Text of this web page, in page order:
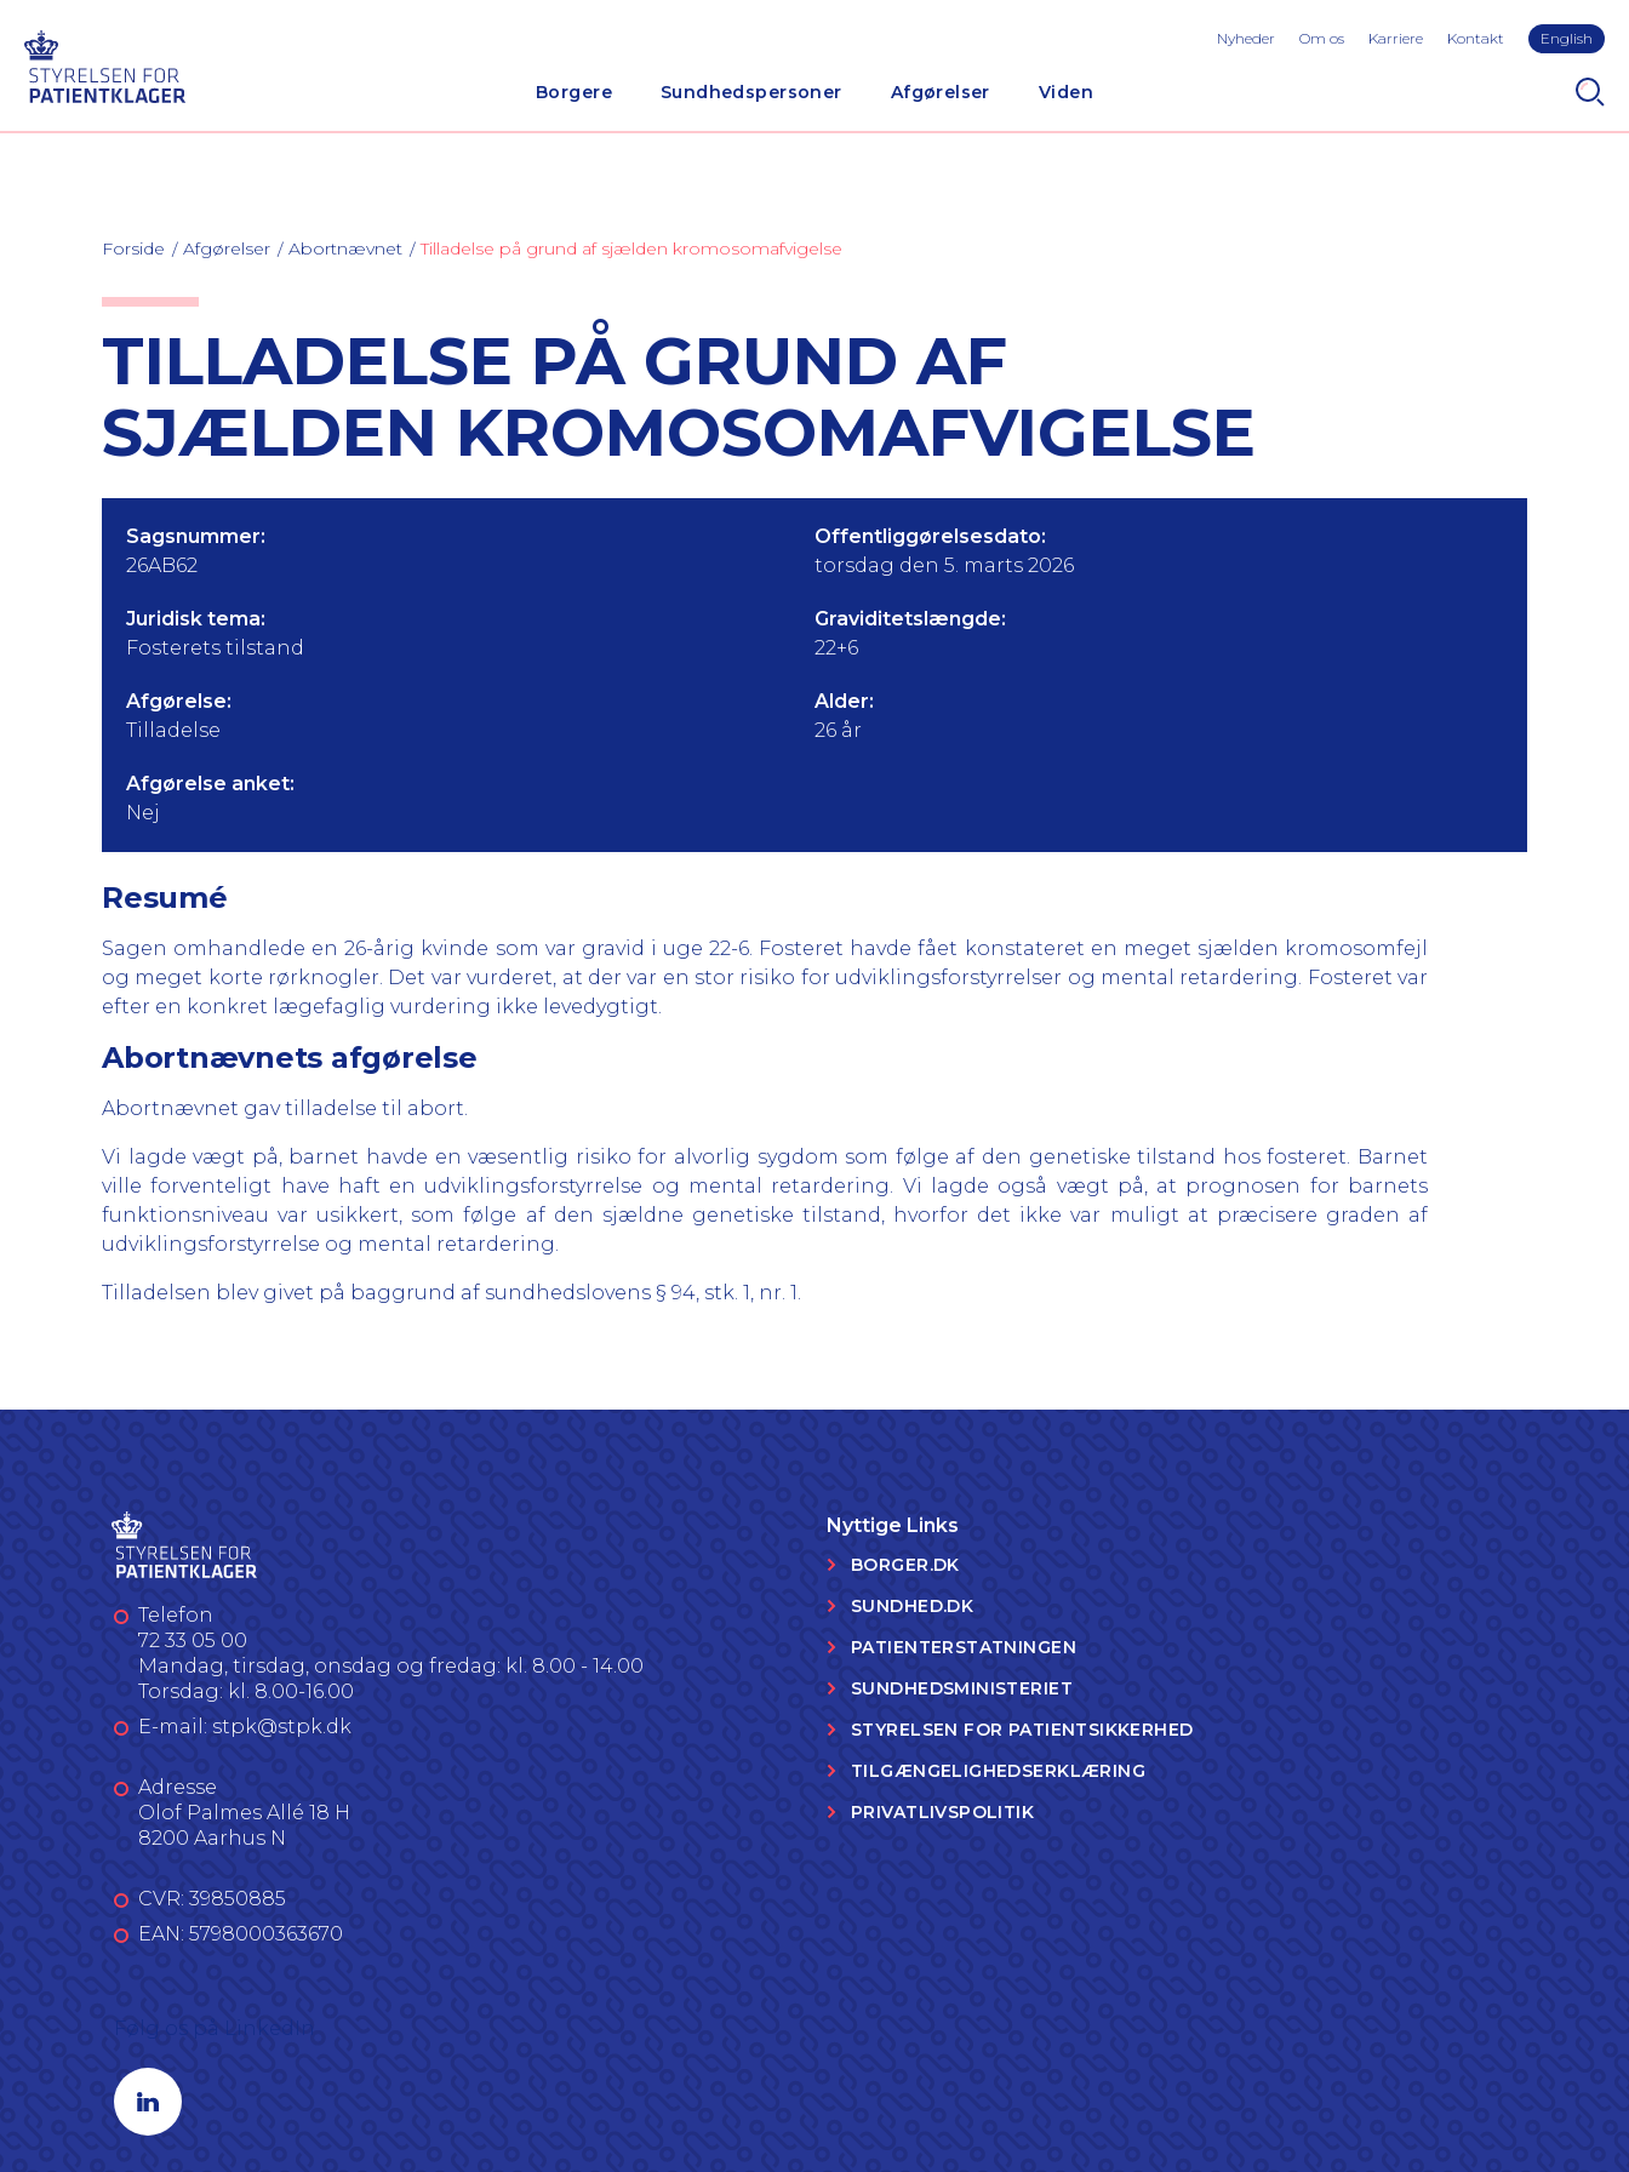
Borgere Sundhedspersoner Afgørelser Viden
Nyheder Om os Karriere Kontakt English
Forside Afgørelser Abortnævnet Tilladelse på grund af sjælden kromosomafvigelse
TILLADELSE PÅ GRUND AF
SJÆLDEN KROMOSOMAFVIGELSE
Sagsnummer:
26AB62
Offentliggørelsesdato:
torsdag den 5. marts 2026
Juridisk tema:
Fosterets tilstand
Graviditetslængde:
22+6
Afgørelse:
Tilladelse
Alder:
26 år
Afgørelse anket:
Nej
Resumé
Sagen omhandlede en 26-årig kvinde som var gravid i uge 22-6. Fosteret havde fået konstateret en meget sjælden kromosomfejl
og meget korte rørknogler. Det var vurderet, at der var en stor risiko for udviklingsforstyrrelser og mental retardering. Fosteret var
efter en konkret lægefaglig vurdering ikke levedygtigt.
Abortnævnets afgørelse
Abortnævnet gav tilladelse til abort.
Vi lagde vægt på, barnet havde en væsentlig risiko for alvorlig sygdom som følge af den genetiske tilstand hos fosteret. Barnet
ville forventeligt have haft en udviklingsforstyrrelse og mental retardering. Vi lagde også vægt på, at prognosen for barnets
funktionsniveau var usikkert, som følge af den sjældne genetiske tilstand, hvorfor det ikke var muligt at præcisere graden af
udviklingsforstyrrelse og mental retardering.
Tilladelsen blev givet på baggrund af sundhedslovens § 94, stk. 1, nr. 1.
Telefon
72 33 05 00
Mandag, tirsdag, onsdag og fredag: kl. 8.00 - 14.00
Torsdag: kl. 8.00-16.00
E-mail: stpk@stpk.dk
Adresse
Olof Palmes Allé 18 H
8200 Aarhus N
CVR: 39850885
EAN: 5798000363670
Linkedin profil
Nyttige Links
BORGER.DK
SUNDHED.DK
PATIENTERSTATNINGEN
SUNDHEDSMINISTERIET
STYRELSEN FOR PATIENTSIKKERHED
TILGÆNGELIGHEDSERKLÆRING
PRIVATLIVSPOLITIK